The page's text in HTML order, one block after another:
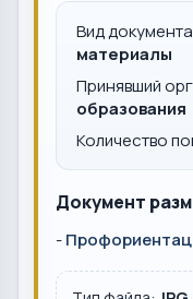
Вид
материалы
Принявший
образования
Количество
Документ
-